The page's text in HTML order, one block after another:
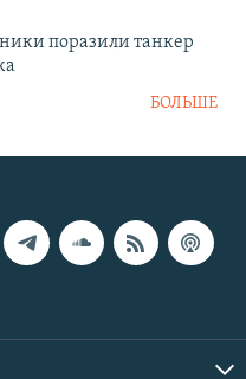
поразили танкер
БОЛЬШЕ